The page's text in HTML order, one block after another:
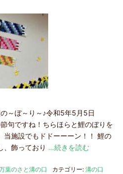
～ぼ～り～♪令和5年5月5日
句ですね！ちらほらと鯉のぼりを
当施設でもドドーーーン！！ 鯉の
、飾っており …続きを読む
葉のさと溝の口 カテゴリー: 溝の口